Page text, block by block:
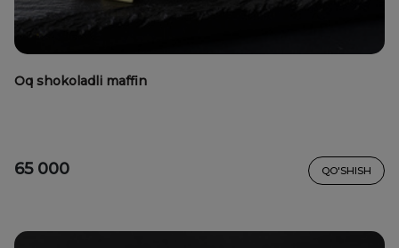
Oq shokoladli maffin
65 000 QO'SHISH